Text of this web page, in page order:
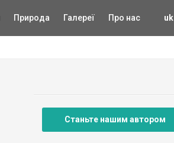
uk
Природа Галереї Про нас
Станьте нашим автором